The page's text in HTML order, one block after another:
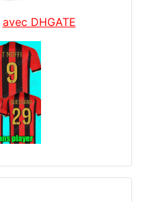
avec DHGATE